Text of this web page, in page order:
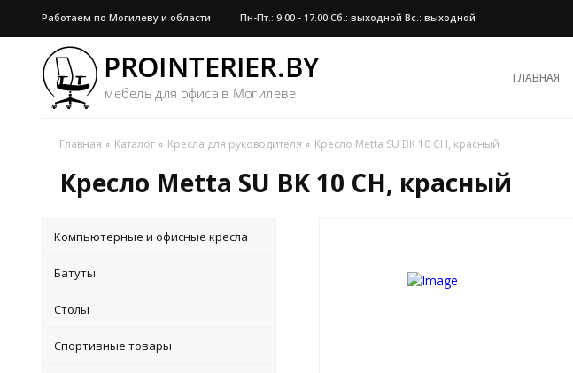
Работаем по Могилеву и области Пн-Пт.: 9.00 - 17.00 Сб.: выходной Вс.: выходной
ГЛАВНАЯ
Главная Каталог Кресла для руководителя Кресло Metta SU BK 10 CH, красный
Кресло Metta SU BK 10 CH, красный
Компьютерные и офисные кресла
Батуты
Столы
Спортивные товары